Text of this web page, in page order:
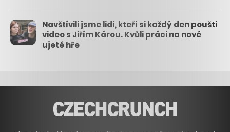
Navštívili jsme lidi, kteří si každý den pouští
video s Jiřím Károu. Kvůli práci na nové
ujeté hře